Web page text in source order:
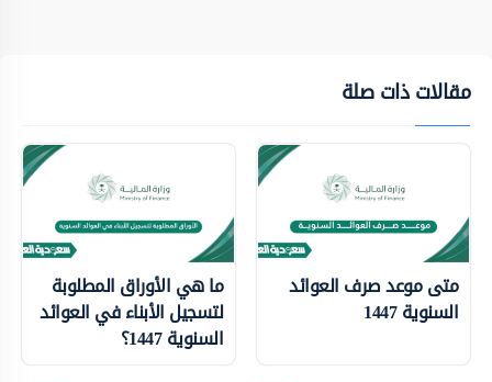
مقالات ذات صلة
متى موعد صرف العوائد
السنوية 1447
ما هي الأوراق المطلوبة
لتسجيل الأبناء في العوائد
السنوية 1447؟